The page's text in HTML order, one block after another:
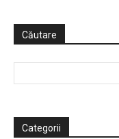
Căutare
Categorii